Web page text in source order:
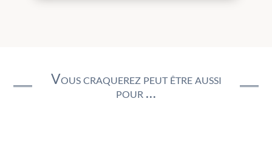
Vous craquerez peut être aussi
pour …